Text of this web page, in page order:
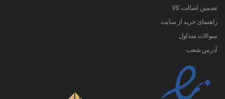
تضمین اصالت کالا
راهنمای خرید از سایت
سوالات متداول
آدرس شعب